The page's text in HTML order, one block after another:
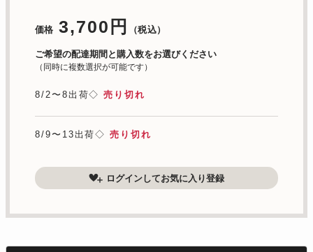
価格 3,700円 （税込）
ご希望の配達期間と購入数をお選びください
（同時に複数選択が可能です）
8/2〜8出荷◇ 売り切れ
8/9〜13出荷◇ 売り切れ
ログインしてお気に入り登録